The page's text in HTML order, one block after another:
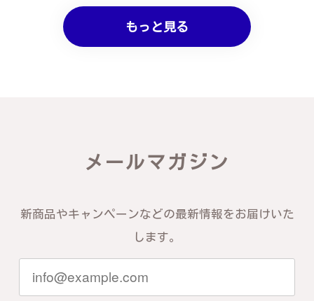
もっと見る
メールマガジン
新商品やキャンペーンなどの最新情報をお届けいた
します。